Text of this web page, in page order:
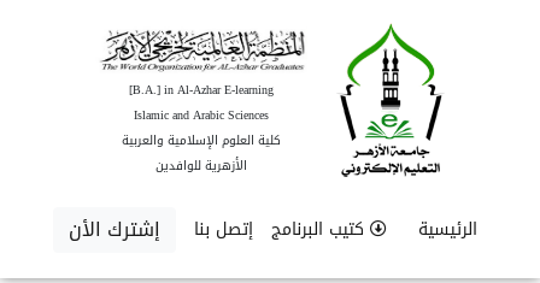
[B.A.] in Al-Azhar E-learning
Islamic and Arabic Sciences
كلية العلوم الإسلامية والعربية
الأزهرية للوافدين
الرئيسية كتيب البرنامج إتصل بنا إشترك الأن